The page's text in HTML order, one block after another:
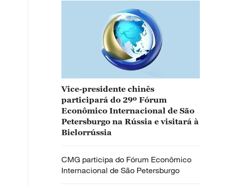
Vice-presidente chinês
participará do 29º Fórum
Econômico Internacional de São
Petersburgo na Rússia e visitará à
Bielorrússia
CMG participa do Fórum Econômico
Internacional de São Petersburgo